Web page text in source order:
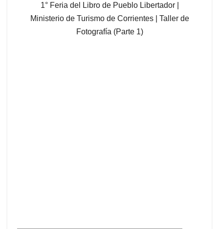
1° Feria del Libro de Pueblo Libertador |
Ministerio de Turismo de Corrientes | Taller de
Fotografía (Parte 1)